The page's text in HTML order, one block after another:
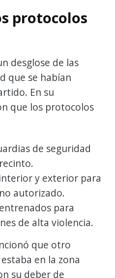
protocolos
desglose de las
que se habían
En su
que los protocolos
de seguridad
y exterior para
autorizado.
para
de alta violencia.
que otro
en la zona
su deber de